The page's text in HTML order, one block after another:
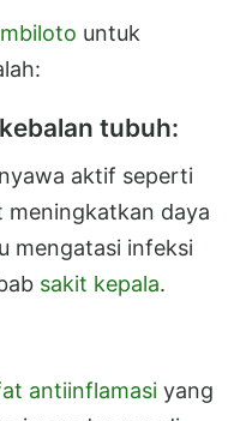
untuk
tubuh:
aktif seperti
daya
mengatasi infeksi
sakit kepala.
antiinflamasi yang